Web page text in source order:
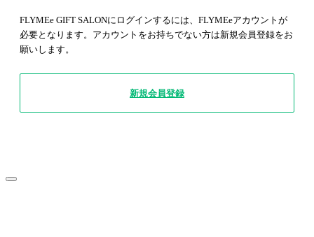
FLYMEe GIFT SALONにログインするには、FLYMEeアカウントが
必要となります。アカウントをお持ちでない方は新規会員登録をお
願いします。
新規会員登録